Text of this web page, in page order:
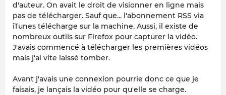
d'auteur. On avait le droit de visionner en ligne mais
pas de télécharger. Sauf que... l'abonnement RSS via
iTunes télécharge sur la machine. Aussi, il existe de
nombreux outils sur Firefox pour capturer la vidéo.
J'avais commencé à télécharger les premières vidéos
mais j'ai vite laissé tomber.
Avant j'avais une connexion pourrie donc ce que je
faisais, je lançais la vidéo pour qu'elle se charge.